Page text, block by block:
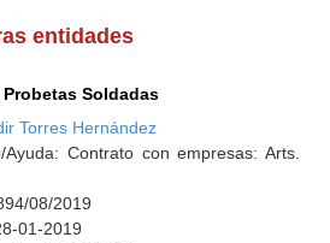
entidades
Soldadas
Torres Hernández
Contrato con empresas: Arts.
08/2019
01-2019